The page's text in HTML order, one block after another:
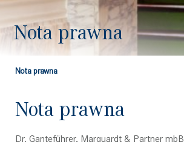
Nota prawna
Nota prawna
Nota prawna
Dr. Ganteführer, Marquardt & Partner mbB